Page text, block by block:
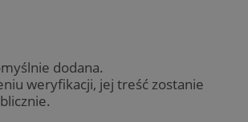
dodana.
weryfikacji, jej treść zostanie